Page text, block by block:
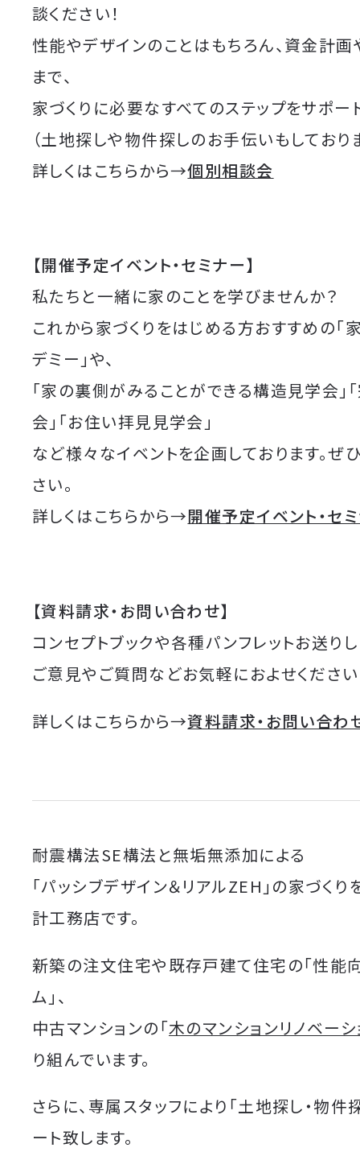
談ください！
性能やデザインのことはもちろん、資金計
まで、
家づくりに必要なすべてのステップをサポー
（土地探しや物件探しのお手伝いもしており
詳しくはこちらから→個別相談会
【開催予定イベント・セミナー】
私たちと一緒に家のことを学びませんか？
これから家づくりをはじめる方おすすめの「
デミー」や、
「家の裏側がみることができる構造見学会」
会」「お住い拝見見学会」
など様々なイベントを企画しております。ぜ
さい。
詳しくはこちらから→開催予定イベント・セ
【資料請求・お問い合わせ】
コンセプトブックや各種パンフレットお送りし
ご意見やご質問などお気軽におよせください
詳しくはこちらから→資料請求・お問い合わ
耐震構法SE構法と無垢無添加による
「パッシブデザイン＆リアルZEH」の家づく
計工務店です。
新築の注文住宅や既存戸建て住宅の「性能
ム」、
中古マンションの「木のマンションリノベーシ
り組んでいます。
さらに、専属スタッフにより「土地探し・物件
ート致します。